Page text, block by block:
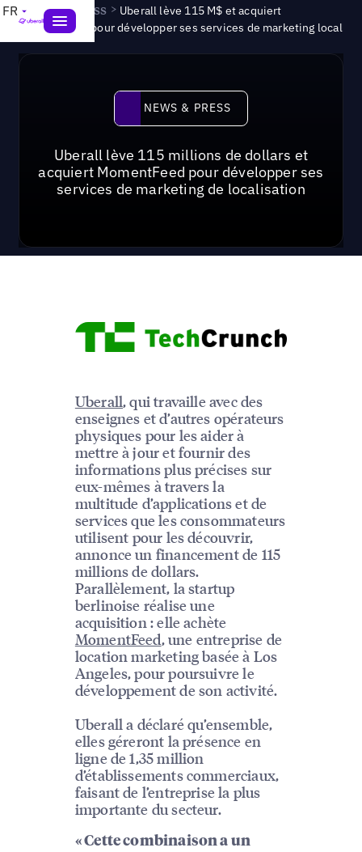
FR News & Press > Uberall lève 115 M$ et acquiert
MomentFeed pour développer ses services de marketing local
News & Press
NEWS & PRESS
Uberall lève 115 millions de dollars et
acquiert MomentFeed pour développer ses
services de marketing de localisation
Uberall, qui travaille avec des
enseignes et d’autres opérateurs
physiques pour les aider à
mettre à jour et fournir des
informations plus précises sur
eux-mêmes à travers la
multitude d’applications et de
services que les consommateurs
utilisent pour les découvrir,
annonce un financement de 115
millions de dollars.
Parallèlement, la startup
berlinoise réalise une
acquisition : elle achète
MomentFeed, une entreprise de
location marketing basée à Los
Angeles, pour poursuivre le
développement de son activité.
Uberall a déclaré qu’ensemble,
elles géreront la présence en
ligne de 1,35 million
d’établissements commerciaux,
faisant de l’entreprise la plus
importante du secteur.
« Cette combinaison a un